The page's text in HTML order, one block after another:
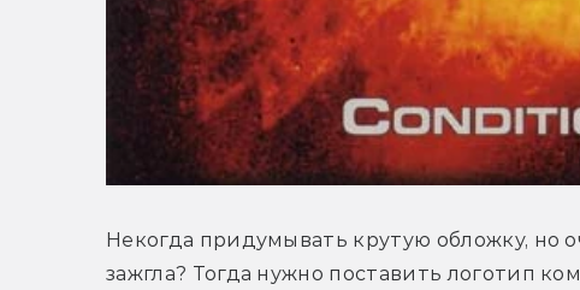
Некогда придумывать крутую обложку, но
зажгла? Тогда нужно поставить логотип